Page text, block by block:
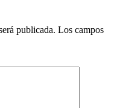
publicada. Los campos